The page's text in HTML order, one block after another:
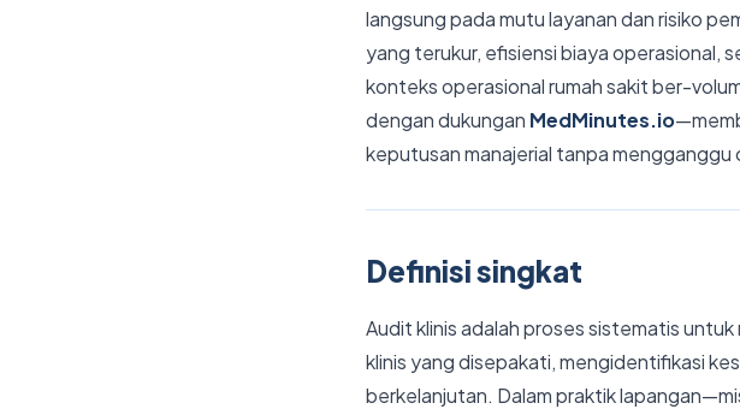
langsung pada mutu layanan dan risiko
yang terukur, efisiensi biaya operasional,
konteks operasional rumah sakit ber-
dengan dukungan MedMinutes.io
keputusan manajerial tanpa mengganggu
Definisi singkat
Audit klinis adalah proses sistematis
klinis yang disepakati, mengidentifikasi
berkelanjutan. Dalam praktik